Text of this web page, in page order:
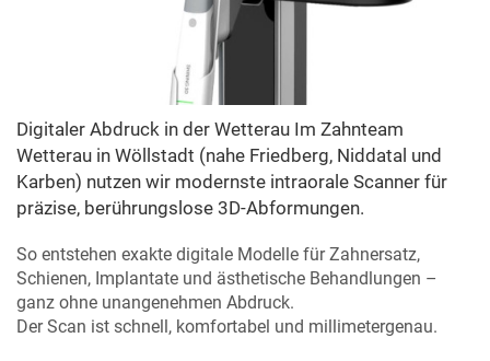
Digitaler Abdruck in der Wetterau Im Zahnteam
Wetterau in Wöllstadt (nahe Friedberg, Niddatal und
Karben) nutzen wir modernste intraorale Scanner für
präzise, berührungslose 3D-Abformungen.
So entstehen exakte digitale Modelle für Zahnersatz,
Schienen, Implantate und ästhetische Behandlungen –
ganz ohne unangenehmen Abdruck.
Der Scan ist schnell, komfortabel und millimetergenau.